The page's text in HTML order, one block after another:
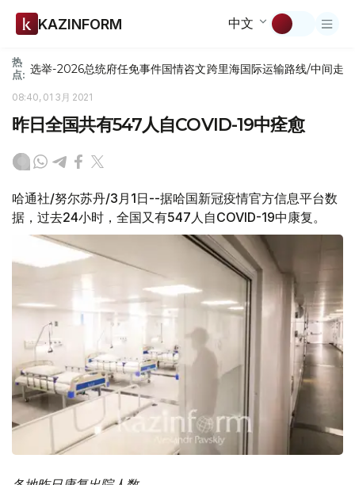
KAZINFORM 中文
热
点: 选举-2026总统府任免事件国情咨文跨里海国际运输路线/中间走廊
08:40, 01 3月 2021
昨日全国共有547人自COVID-19中痊愈
哈通社/努尔苏丹/3月1日--据哈国新冠疫情官方信息平台数
据，过去24小时，全国又有547人自COVID-19中康复。